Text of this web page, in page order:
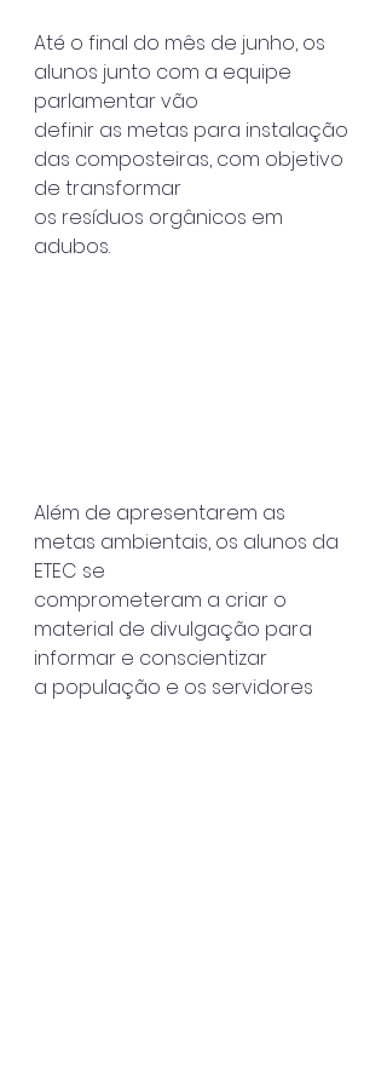
Até o final do mês de junho, os
alunos junto com a equipe
parlamentar vão
definir as metas para instalação
das composteiras, com objetivo
de transformar
os resíduos orgânicos em
adubos.
Além de apresentarem as
metas ambientais, os alunos da
ETEC se
comprometeram a criar o
material de divulgação para
informar e conscientizar
a população e os servidores